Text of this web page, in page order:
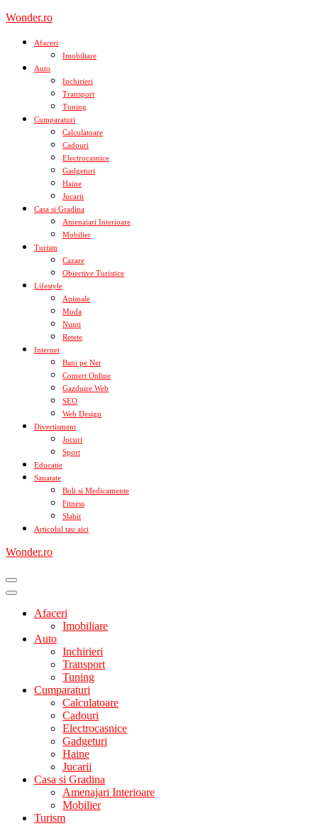
Skip
content
Wonder.ro
Afaceri
Imobiliare
Auto
Inchirieri
Transport
Tuning
Cumparaturi
Calculatoare
Cadouri
Electrocasnice
Gadgeturi
Haine
Jucarii
Casa si Gradina
Amenajari Interioare
Mobilier
Turism
Cazare
Obiective Turistice
Lifestyle
Animale
Moda
Nunti
Retete
Internet
Bani pe Net
Comert Online
Gazduire Web
SEO
Web Design
Divertisment
Jocuri
Sport
Educatie
Sanatate
Boli si Medicamente
Fitness
Slabit
Articolul tau aici
Wonder.ro
Afaceri
Imobiliare
Auto
Inchirieri
Transport
Tuning
Cumparaturi
Calculatoare
Cadouri
Electrocasnice
Gadgeturi
Haine
Jucarii
Casa si Gradina
Amenajari Interioare
Mobilier
Turism